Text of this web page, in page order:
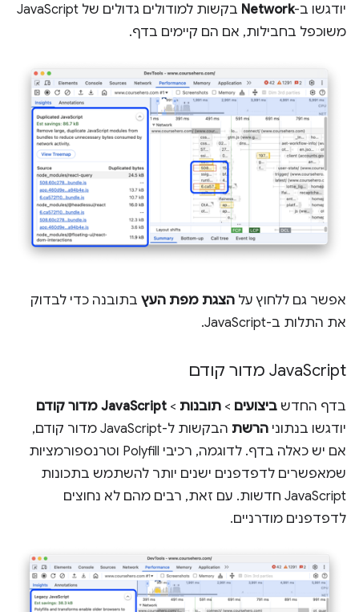
יודגשו ב-Network
בקשות למודולים גדולים של JavaScript
משוכפל בחבילות, אם הם קיימים בדף.
אפשר גם ללחוץ על הצגת מפת העץ בתובנה כדי לבדוק
את התלות ב-JavaScript.
JavaScript מדור קודם
בדף החדש ביצועים > תובנות > JavaScript מדור קודם
יודגשו בנתוני הרשת
הבקשות ל-JavaScript מדור קודם,
אם יש כאלה בדף. לדוגמה, רכיבי Polyfill וטרנספורמציות
שמאפשרים לדפדפנים ישנים יותר להשתמש בתכונות
JavaScript חדשות. עם זאת, רבים מהם לא נחוצים
לדפדפנים מודרניים.